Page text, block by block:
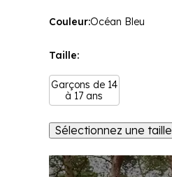
Couleur:Océan Bleu
Taille:
Garçons de 14
à 17 ans
Sélectionnez une taille